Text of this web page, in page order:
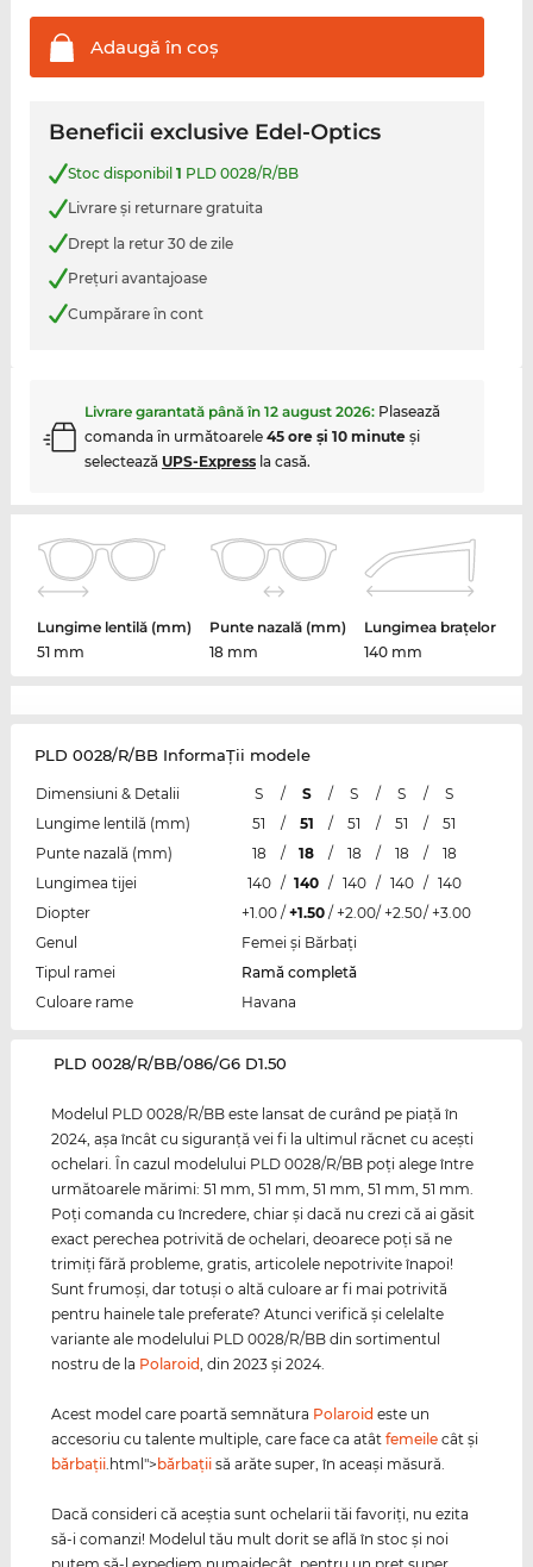
Adaugă în coş
Beneficii exclusive Edel-Optics
Stoc disponibil 1 PLD 0028/R/BB
Livrare şi returnare gratuita
Drept la retur 30 de zile
Preţuri avantajoase
Cumpărare în cont
Livrare garantată până în 12 august 2026: Plasează
comanda în următoarele 45 ore şi 10 minuteşi
selectează UPS-Expressla casă.
Lungime lentilă (mm)
51 mm
Punte nazală (mm)
18 mm
Lungimea brațelor
140 mm
PLD 0028/R/BB InformaŢii modele
Dimensiuni & Detalii S / S / S / S /
S
Lungime lentilă (mm)
51 / 51 / 51 / 51 /
51
Punte nazală (mm)
18 / 18 / 18 / 18 /
18
Lungimea tijei
140 / 140 / 140 / 140 / 140
Diopter
+1.00 / +1.50 / +2.00/ +2.50/ +3.00
Genul
Femei şi Bărbaţi
Tipul ramei
Ramă completă
Culoare rame
Havana
‌PLD 0028/R/BB/086/G6 D1.50
Modelul PLD 0028/R/BB este lansat de curând pe piaţă în
2024, aşa încât cu siguranţă vei fi la ultimul răcnet cu aceşti
ochelari. În cazul modelului PLD 0028/R/BB poţi alege între
următoarele mărimi: 51 mm, 51 mm, 51 mm, 51 mm, 51 mm.
Poţi comanda cu încredere, chiar şi dacă nu crezi că ai găsit
exact perechea potrivită de ochelari, deoarece poţi să ne
trimiţi fără probleme, gratis, articolele nepotrivite înapoi!
Sunt frumoşi, dar totuşi o altă culoare ar fi mai potrivită
pentru hainele tale preferate? Atunci verifică şi celelalte
variante ale modelului PLD 0028/R/BB din sortimentul
nostru de la Polaroid, din 2023 şi 2024.
Acest model care poartă semnătura Polaroid este un
accesoriu cu talente multiple, care face ca atâtfemeile cât şi
bărbaţii.html"> bărbaţii să arăte super, în aceaşi măsură.
Dacă consideri că aceştia sunt ochelarii tăi favoriţi, nu ezita
să-i comanzi! Modelul tău mult dorit se află în stoc şi noi